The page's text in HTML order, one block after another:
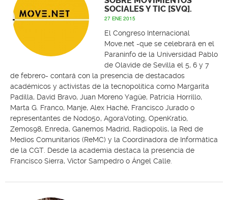
SOCIALES Y TIC [SVQ].
27 ENE 2015
El Congreso Internacional
Move.net -que se celebrará en el
Paraninfo de la Universidad Pablo
de Olavide de Sevilla el 5, 6 y 7
de febrero- contará con la presencia de destacados
académicos y activistas de la tecnopolítica como Margarita
Padilla, David Bravo, Juan Moreno Yagüe, Patricia Horrillo,
Marta G. Franco, Manje, Alex Haché, Francisco Jurado o
representantes de Nodo50, AgoraVoting, OpenKratio,
Zemos98, Enreda, Ganemos Madrid, Radiopolis, la Red de
Medios Comunitarios (ReMC) y la Coordinadora de Informática
de la CGT. Desde la academia destaca la presencia de
Francisco Sierra, Víctor Sampedro o Ángel Calle.